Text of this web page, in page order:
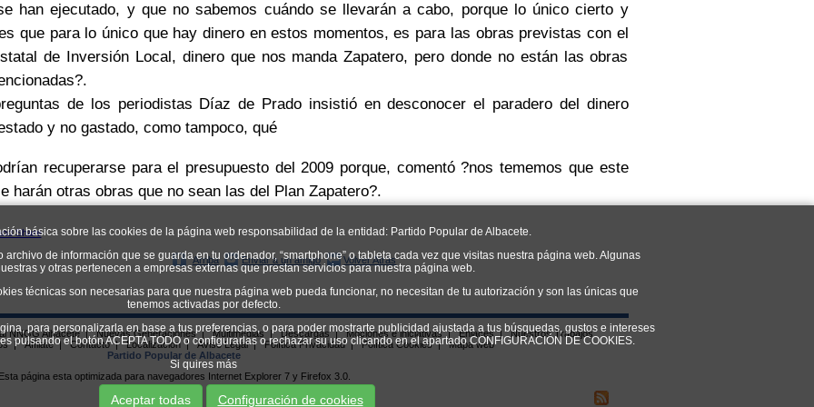
básica sobre las cookies de la página web responsabilidad de la entidad: Partido Popular de Albacete.
de información que se guarda en tu ordenador, “smartphone” o tableta cada vez que visitas nuestra página web. Algunas
y otras pertenecen a empresas externas que prestan servicios para nuestra página web.
técnicas son necesarias para que nuestra página web pueda funcionar, no necesitan de tu autorización y son las únicas que
tenemos activadas por defecto.
para personalizarla en base a tus preferencias, o para poder mostrarte publicidad ajustada a tus búsquedas, gustos e intereses
pulsando el botón ACEPTA TODO o configurarlas o rechazar su uso clicando en el apartado CONFIGURACIÓN DE COOKIES.
Si quires más
Aceptar todas Configuración de cookies
han ejecutado, y que no sabemos cuándo se llevarán a cabo, porque lo único cierto y
que para lo único que hay dinero en estos momentos, es para las obras previstas con el
de Inversión Local, dinero que nos manda Zapatero, pero donde no están las obras
de los periodistas Díaz de Prado insistió en desconocer el paradero del dinero
y no gastado, como tampoco, qué
recuperarse para el presupuesto del 2009 porque, comentó ?nos tememos que este
harán otras obras que no sean las del Plan Zapatero?.
Arriba Enviar a un amigo Volver Atrás
NNGG Albacete | Nuevas Generaciones | Multimedias | Descargas | Mociones e iniciativas | Enlaces |
Nuestros Trabajos
| Afíliate | Contacto | Localizacion | Aviso Legal | Política Privacidad | Política Cookies |
Mapa web
Partido Popular de Albacete
Esta página esta optimizada para navegadores Internet Explorer 7 y Firefox 3.0.